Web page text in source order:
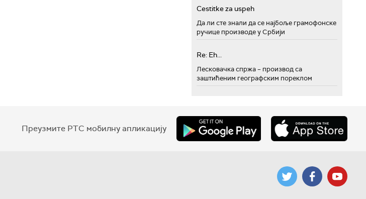
Cestitke za uspeh
Да ли сте знали да се најбоље грамофонске
ручице производе у Србији
Re: Eh...
Лесковачка спржа – производ са
заштићеним географским пореклом
Преузмите РТС мобилну апликацију